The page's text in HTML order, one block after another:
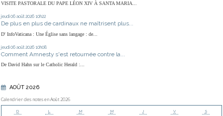
VISITE PASTORALE DU PAPE LÉON XIV À SANTA MARIA...
jeudi 06 août 2026 10h22
De plus en plus de cardinaux ne maîtrisent plus...
D' InfoVaticana : Une Église sans langage : de...
jeudi 06 août 2026 10h08
Comment Amnesty s'est retournée contre la...
De David Hahn sur le Catholic Herald :...
AOÛT 2026
Calendrier des notes en Août 2026
D L M M J V S